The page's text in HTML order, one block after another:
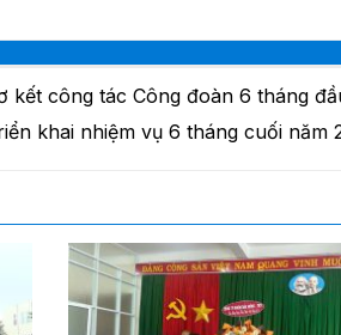
kết công tác Công đoàn 6 tháng
khai nhiệm vụ 6 tháng cuối năm